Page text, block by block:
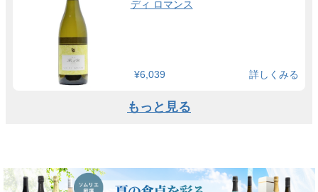
ディ ロマンス
¥6,039 詳しくみる
もっと見る